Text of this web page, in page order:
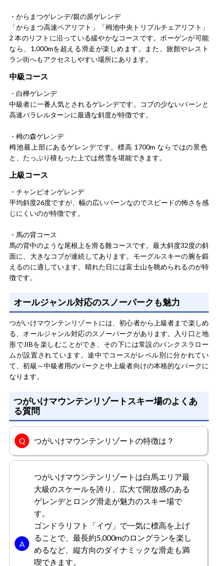
女性/50代
総合評価 5.0
私が行くと常にリフト待ちが20分位で混雑していて、次回
環境は充実しています。ゆるいゆるりとロングコースを堪
能しながら滑るのが好きです。まさにここのスキー場は私
のスキースタイルに適した場所だと、実感しています。ス
キー場には、レストランやカフェバーが併設されていて、
むことができます。ビールやホットワインなどのアルコー
ル類もあります。
もっと見る
冬の君さん男性/20代
シーズン中は優先的に何度も訪れている大好きなスキー場
です。コースが豊富でロングコースもあるので友人とのお
は滑ってみないとその魅力が分からないと思います。オン
シーズンはリフト待ちの時間が長いので、平日を狙って利
用するといいと思います。もっと見る
EOさん女性/40代
総合評価 5.0
とにかく景色が綺麗、山頂まで登った時にはその景色の美
しさは圧巻です。リフトやゴンドラの設備も充実してお
り、待ち時間が少なくスムーズに移動できました。スキー
教室を利用しましたが、かなり丁寧に教えてもらうことが
は、屋外のテラス席がある場所もあります。ここでは、晴
れた日には外の景色を楽しみながら、お酒や軽食を楽しむ
ことができます。特に春スキーシーズンには、テラス席が
賑わっていました。
もっと見る
データやさん
総合評価 5.0
長野県のその他のスキー場と隣接しているスキーリゾート
なので、その他のスキー場を利用した次の日に利用するこ
とが多いです。積雪量が多いため、滑りやすく、個人的に
お気に入りのスキー場となります。周辺のスキー場からは
しごをする際に、予備的に利用することがあります。トリ
ックやジャンプを楽しむために作られたエリアがあり、か
なり白熱します。
もっと見る
・からまつゲレンデ/親の原ゲレンデ
「からまつ高速ペアリフト」「栂池中央トリプルチェアリフト」
2 本のリフトに沿っている緩やかなコースです。ボーゲンが可能
なら、1,000mを超える滑走が楽しめます。また、旅館やレスト
ラン街へもアクセスしやすい場所にあります。
中級コース
・白樺ゲレンデ
中級者に一番人気とされるゲレンデです。コブの少ないバーンと
高速パラレルターンに最適な斜度が特徴です。
・栂の森ゲレンデ
栂池最上部にあるゲレンデです。標高 1700m ならではの景色
と、たっぷり積もった上では然雪を堪能できます。
上級コース
・チャンピオンゲレンデ
平均斜度26度ですが、幅の広いバーンなのでスピードの怖さを感
じにくいのが特徴です。
・馬の背コース
馬の背中のような尾根上を滑る難コースです。最大斜度32度の斜
面に、大きなコブが連続してあります。モーグルスキーの腕を鍛
えるのに適しています。晴れた日には富士山を眺められるのが特
徴です。
オールジャンル対応のスノーパークも魅力
つがいけマウンテンリゾートには、初心者から上級者まで楽しめ
る、オールジャンル対応のスノーパークがあります。入り口と地
形でJIBを楽しむことができ、その下には常設のバンクスラロー
ムが設置されています。途中でコースがレベル別に分かれてい
て、初級～中級者用のパークと中上級者向けの本格的なパークに
なります。
つがいけマウンテンリゾートスキー場のよくあ
る質問
つがいけマウンテンリゾートの特徴は？
つがいけマウンテンリゾートは白馬エリア最
大級のスケールを誇り、広大で開放感のある
ゲレンデとロング滑走が魅力のスキー場で
す。
ゴンドラリフト「イヴ」で一気に標高を上げ
ることで、最長約5,000mのロングランを楽し
めるなど、縦方向のダイナミックな滑走も満
喫できます。